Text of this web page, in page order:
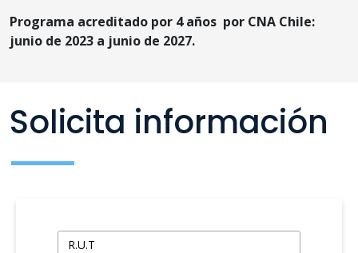
Programa acreditado por 4 años por CNA Chile:
junio de 2023 a junio de 2027.
Solicita información